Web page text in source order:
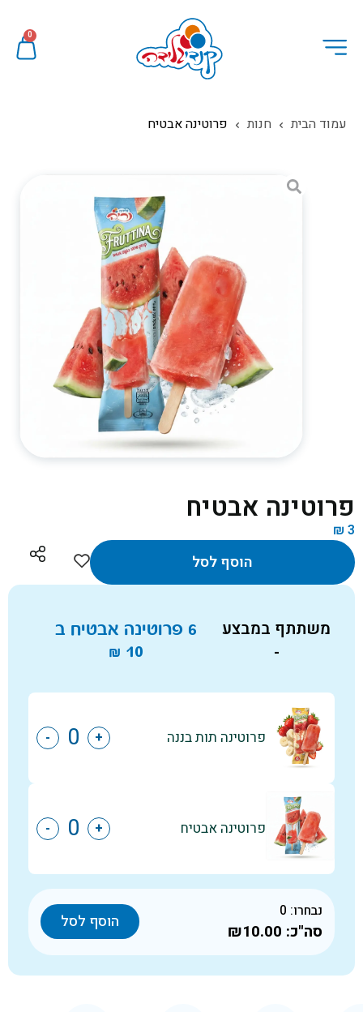
0
עמוד הבית חנות פרוטינה אבטיח
פרוטינה אבטיח
₪3
הוסף לסל
משתתף במבצע
-
6 פרוטינה אבטיח ב
₪ 10
פרוטינה תות בננה +
-
פרוטינה אבטיח +
-
נבחרו: 0
סה"כ: ₪10.00 הוסף לסל